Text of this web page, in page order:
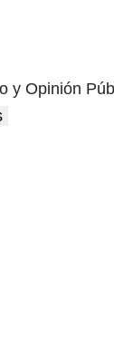
y Opinión